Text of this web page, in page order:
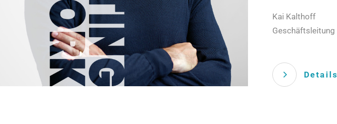
Kai Kalthoff
Geschäftsleitung
Details